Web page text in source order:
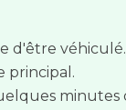
d'être
principal.
minutes